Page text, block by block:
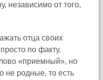
независимо от того,
отца своих
по факту.
«приемный», но
не родные, то есть